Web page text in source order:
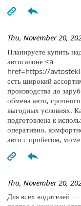
Thu, November 20,
Планируете купить
автосалоне <a
href=https://
есть широкий
производства до
обмена авто,
выгодных условиях.
подготовлена к
оперативно,
авто с пробегом,
Thu, November 20,
Для всех водителей —